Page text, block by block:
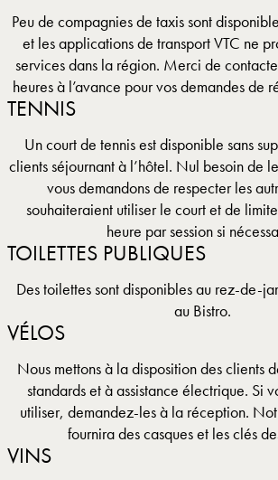
Peu de compagnies de taxis sont
et les applications de transport VTC ne
services dans la région. Merci de
heures à l’avance pour vos demandes de
TENNIS
Un court de tennis est disponible sans
clients séjournant à l’hôtel. Nul besoin de
vous demandons de respecter les
souhaiteraient utiliser le court et de
heure par session si
TOILETTES PUBLIQUES
Des toilettes sont disponibles au rez-de-
au Bistro.
VÉLOS
Nous mettons à la disposition des clients
standards et à assistance électrique. Si
utiliser, demandez-les à la réception.
fournira des casques et les clés
VINS